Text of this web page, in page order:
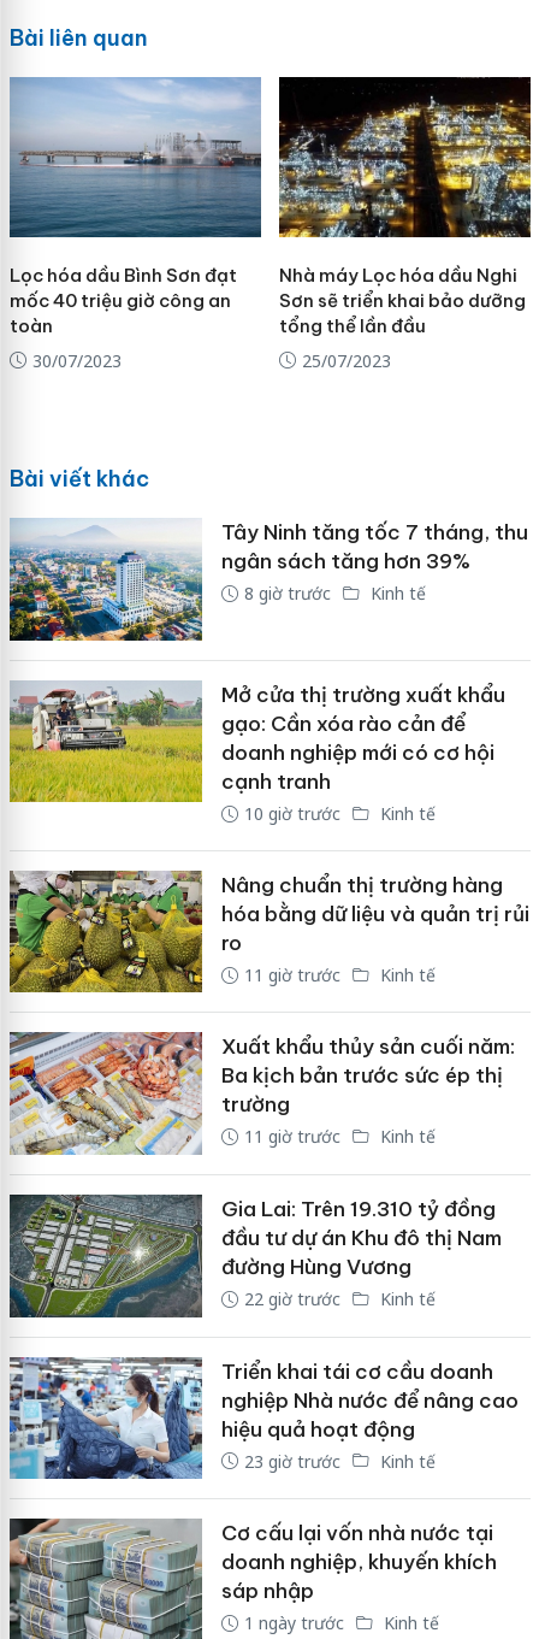
Bài liên quan
Lọc hóa dầu Bình Sơn đạt
mốc 40 triệu giờ công an
toàn
30/07/2023
Nhà máy Lọc hóa dầu Nghi
Sơn sẽ triển khai bảo dưỡng
tổng thể lần đầu
25/07/2023
Bài viết khác
Tây Ninh tăng tốc 7 tháng, thu
ngân sách tăng hơn 39%
8 giờ trước Kinh tế
Mở cửa thị trường xuất khẩu
gạo: Cần xóa rào cản để
doanh nghiệp mới có cơ hội
cạnh tranh
10 giờ trước Kinh tế
Nâng chuẩn thị trường hàng
hóa bằng dữ liệu và quản trị rủi
ro
11 giờ trước Kinh tế
Xuất khẩu thủy sản cuối năm:
Ba kịch bản trước sức ép thị
trường
11 giờ trước Kinh tế
Gia Lai: Trên 19.310 tỷ đồng
đầu tư dự án Khu đô thị Nam
đường Hùng Vương
22 giờ trước Kinh tế
Triển khai tái cơ cầu doanh
nghiệp Nhà nước để nâng cao
hiệu quả hoạt động
23 giờ trước Kinh tế
Cơ cấu lại vốn nhà nước tại
doanh nghiệp, khuyến khích
sáp nhập
1 ngày trước Kinh tế